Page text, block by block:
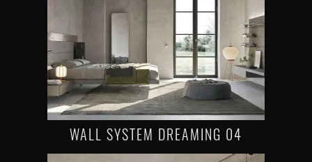
WALL SYSTEM DREAMING 04